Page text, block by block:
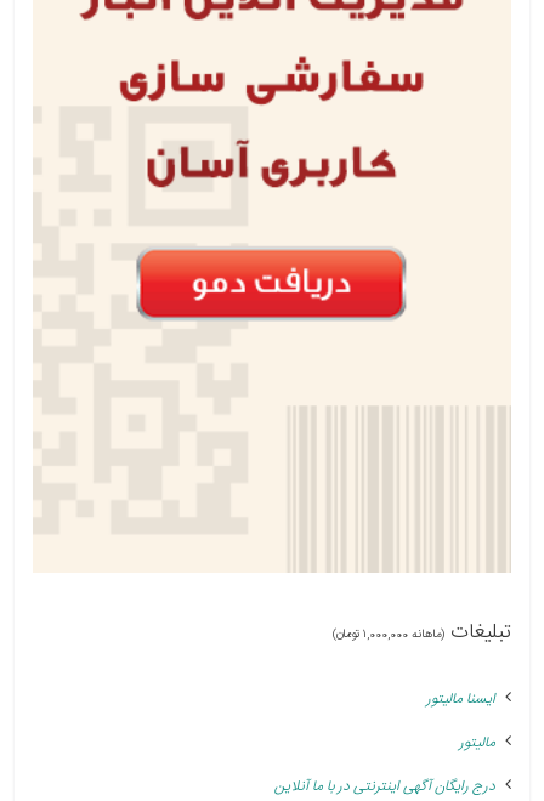
تبلیغات (ماهانه 1,000,000 تومان)
ایسنا مالیتور
مالیتور
درج رایگان آگهی اینترنتی در با ما آنلاین